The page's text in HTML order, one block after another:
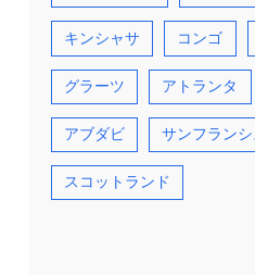
キンシャサ コンゴ
グラーツ アトランタ
アブダビ サンフランシ
スコットランド